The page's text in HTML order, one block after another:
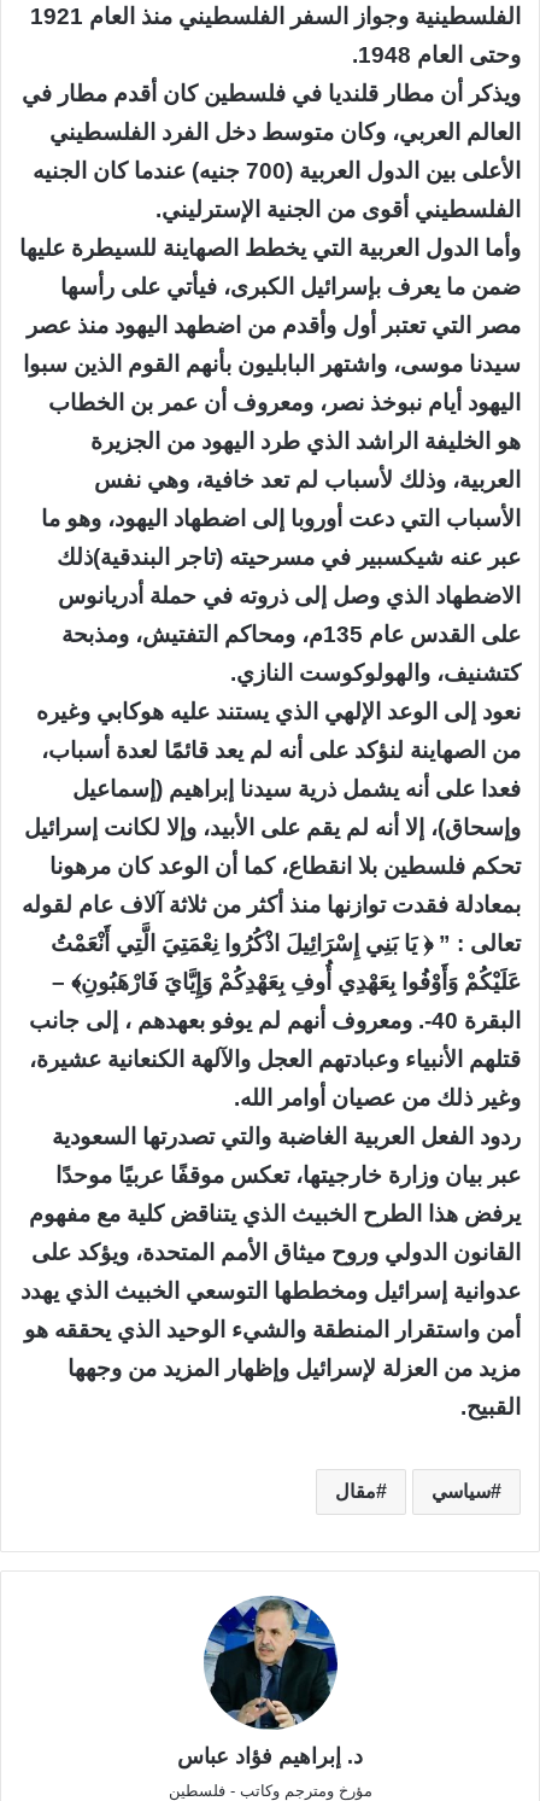
الفلسطينية وجواز السفر الفلسطيني منذ العام 1921
وحتى العام 1948.
ويذكر أن مطار قلنديا في فلسطين كان أقدم مطار في
العالم العربي، وكان متوسط دخل الفرد الفلسطيني
الأعلى بين الدول العربية (700 جنيه) عندما كان الجنيه
الفلسطيني أقوى من الجنية الإسترليني.
وأما الدول العربية التي يخطط الصهاينة للسيطرة عليها
ضمن ما يعرف بإسرائيل الكبرى، فيأتي على رأسها
مصر التي تعتبر أول وأقدم من اضطهد اليهود منذ عصر
سيدنا موسى، واشتهر البابليون بأنهم القوم الذين سبوا
اليهود أيام نبوخذ نصر، ومعروف أن عمر بن الخطاب
هو الخليفة الراشد الذي طرد اليهود من الجزيرة
العربية، وذلك لأسباب لم تعد خافية، وهي نفس
الأسباب التي دعت أوروبا إلى اضطهاد اليهود، وهو ما
عبر عنه شيكسبير في مسرحيته (تاجر البندقية)ذلك
الاضطهاد الذي وصل إلى ذروته في حملة أدريانوس
على القدس عام 135م، ومحاكم التفتيش، ومذبحة
كتشنيف، والهولوكوست النازي.
نعود إلى الوعد الإلهي الذي يستند عليه هوكابي وغيره
من الصهاينة لنؤكد على أنه لم يعد قائمًا لعدة أسباب،
فعدا على أنه يشمل ذرية سيدنا إبراهيم (إسماعيل
وإسحاق)، إلا أنه لم يقم على الأبيد، وإلا لكانت إسرائيل
تحكم فلسطين بلا انقطاع، كما أن الوعد كان مرهونا
بمعادلة فقدت توازنها منذ أكثر من ثلاثة آلاف عام لقوله
تعالى : ” ﴿ يَا بَنِي إِسْرَائِيلَ اذْكُرُوا نِعْمَتِيَ الَّتِي أَنْعَمْتُ
عَلَيْكُمْ وَأَوْفُوا بِعَهْدِي أُوفِ بِعَهْدِكُمْ وَإِيَّايَ فَارْهَبُونِ﴾ –
البقرة 40-. ومعروف أنهم لم يوفو بعهدهم ، إلى جانب
قتلهم الأنبياء وعبادتهم العجل والآلهة الكنعانية عشيرة،
وغير ذلك من عصيان أوامر الله.
ردود الفعل العربية الغاضبة والتي تصدرتها السعودية
عبر بيان وزارة خارجيتها، تعكس موقفًا عربيًا موحدًا
يرفض هذا الطرح الخبيث الذي يتناقض كلية مع مفهوم
القانون الدولي وروح ميثاق الأمم المتحدة، ويؤكد على
عدوانية إسرائيل ومخططها التوسعي الخبيث الذي يهدد
أمن واستقرار المنطقة والشيء الوحيد الذي يحققه هو
مزيد من العزلة لإسرائيل وإظهار المزيد من وجهها
القبيح.
سياسي مقال
د. إبراهيم فؤاد عباس
مؤرخ ومترجم وكاتب - فلسطين